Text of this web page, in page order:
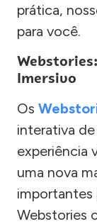
prática,
para você.
Imersivo
Os
interativa
experiência
uma nova
importantes
Webstories